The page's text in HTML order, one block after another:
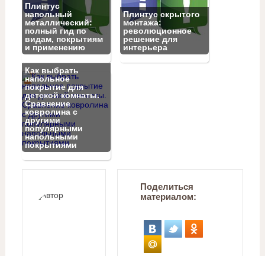
Плинтус
напольный
металлический:
полный гид по
видам, покрытиям
и применению
Плинтус скрытого
монтажа:
революционное
решение для
интерьера
Как выбрать
напольное
покрытие для
детской комнаты.
Сравнение
ковролина с
другими
популярными
напольными
покрытиями
Поделиться
материалом: